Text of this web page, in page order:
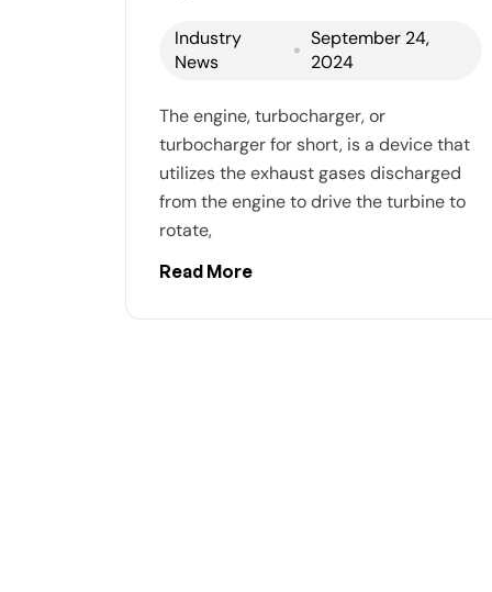
Industry
News
September 24,
2024
The engine, turbocharger, or
turbocharger for short, is a device that
utilizes the exhaust gases discharged
from the engine to drive the turbine to
rotate,
Read More